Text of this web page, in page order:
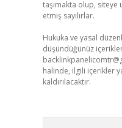
taşımakta olup,
etmiş sayılırlar.
Hukuka ve yasal
düşündüğünüz
halinde, ilgili içerikler
kaldırılacaktır.